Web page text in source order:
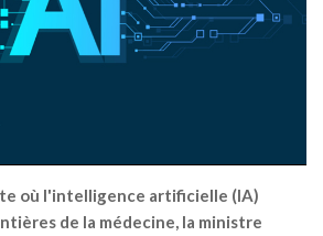
où l'intelligence artificielle (IA)
de la médecine, la ministre